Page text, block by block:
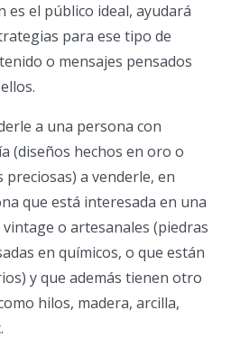
es el público ideal, ayudará
para ese tipo de
o mensajes pensados
a una persona con
(diseños hechos en oro o
a venderle, en
que está interesada en una
o artesanales (piedras
en químicos, o que están
y que además tienen otro
hilos, madera, arcilla,